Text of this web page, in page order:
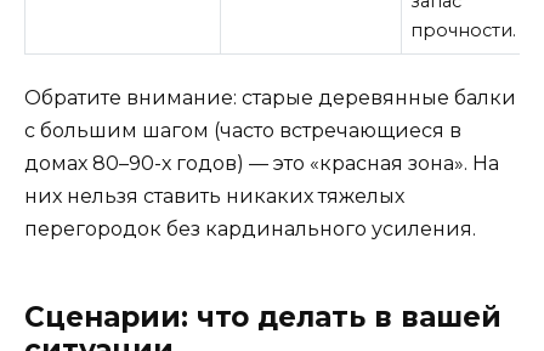
прочности.
Обратите внимание: старые деревянные балки
с большим шагом (часто встречающиеся в
домах 80–90-х годов) — это «красная зона». На
них нельзя ставить никаких тяжелых
перегородок без кардинального усиления.
Сценарии: что делать в вашей